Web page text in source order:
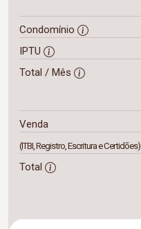
Condomínio
IPTU
Total / Mês
Venda
(ITBI, Registro, Escritura e Certidões)
Total